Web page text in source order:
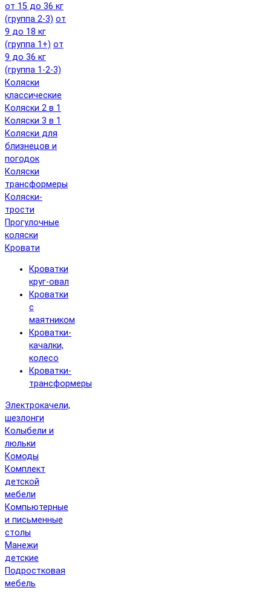
от 15 до 36 кг
(группа 2-3) от
9 до 18 кг
(группа 1+) от
9 до 36 кг
(группа 1-2-3)
Коляски
классические
Коляски 2 в 1
Коляски 3 в 1
Коляски для
близнецов и
погодок
Коляски
трансформеры
Коляски-
трости
Прогулочные
коляски
Кровати
Кроватки
круг-овал
Кроватки
с
маятником
Кроватки-
качалки,
колесо
Кроватки-
трансформеры
Электрокачели,
шезлонги
Колыбели и
люльки
Комоды
Комплект
детской
мебели
Компьютерные
и письменные
столы
Манежи
детские
Подростковая
мебель